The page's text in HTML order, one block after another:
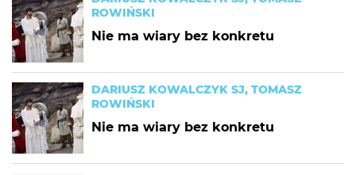
ROWIŃSKI
Nie ma wiary bez konkretu
DARIUSZ KOWALCZYK SJ, TOMASZ
ROWIŃSKI
Nie ma wiary bez konkretu